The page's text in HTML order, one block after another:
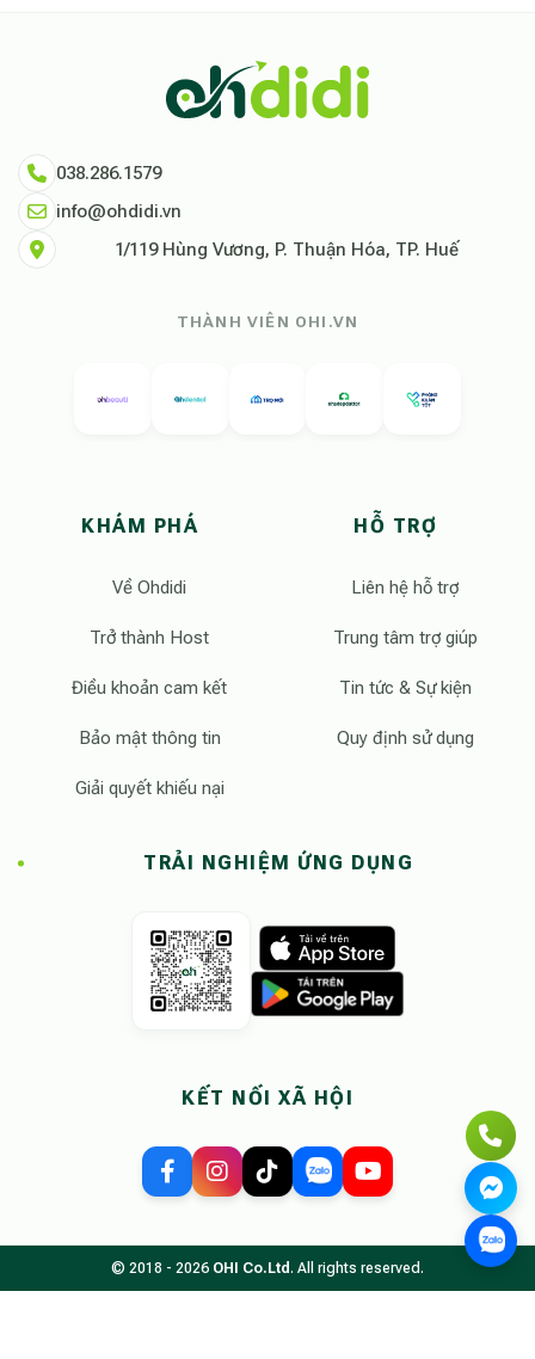
038.286.1579
info@ohdidi.vn
1/119 Hùng Vương, P. Thuận Hóa, TP. Huế
THÀNH VIÊN OHI.VN
KHÁM PHÁ
Về Ohdidi
Trở thành Host
Điều khoản cam kết
Bảo mật thông tin
Giải quyết khiếu nại
HỖ TRỢ
Liên hệ hỗ trợ
Trung tâm trợ giúp
Tin tức & Sự kiện
Quy định sử dụng
TRẢI NGHIỆM ỨNG DỤNG
KẾT NỐI XÃ HỘI
© 2018 - 2026 OHI Co.Ltd. All rights reserved.